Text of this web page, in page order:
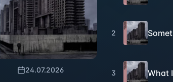
24.07.2026
2
3 What